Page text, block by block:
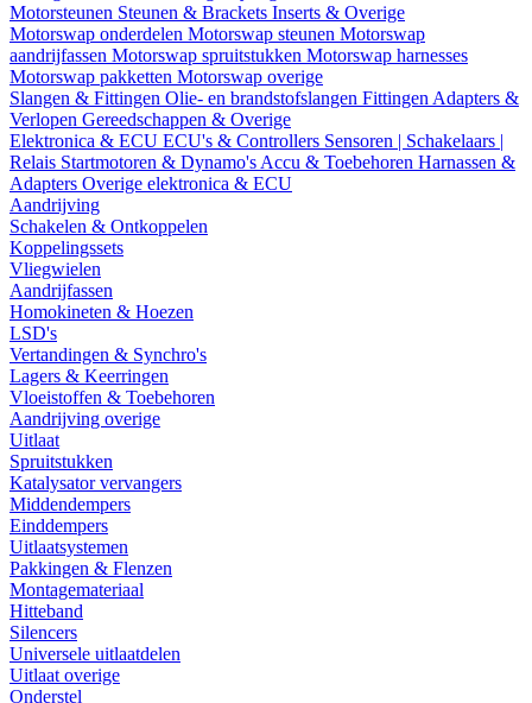
Motorsteunen Steunen & Brackets Inserts & Overige
Motorswap onderdelen Motorswap steunen Motorswap
aandrijfassen Motorswap spruitstukken Motorswap harnesses
Motorswap pakketten Motorswap overige
Slangen & Fittingen Olie- en brandstofslangen Fittingen Adapters &
Verlopen Gereedschappen & Overige
Elektronica & ECU ECU's & Controllers Sensoren | Schakelaars |
Relais Startmotoren & Dynamo's Accu & Toebehoren Harnassen &
Adapters Overige elektronica & ECU
Aandrijving
Schakelen & Ontkoppelen
Koppelingssets
Vliegwielen
Aandrijfassen
Homokineten & Hoezen
LSD's
Vertandingen & Synchro's
Lagers & Keerringen
Vloeistoffen & Toebehoren
Aandrijving overige
Uitlaat
Spruitstukken
Katalysator vervangers
Middendempers
Einddempers
Uitlaatsystemen
Pakkingen & Flenzen
Montagemateriaal
Hitteband
Silencers
Universele uitlaatdelen
Uitlaat overige
Onderstel